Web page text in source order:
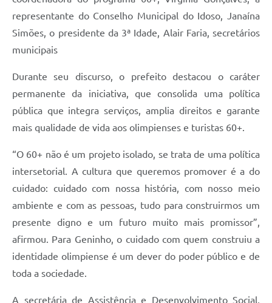
representante do Conselho Municipal do Idoso, Janaína
Simões, o presidente da 3ª Idade, Alair Faria, secretários
municipais
Durante seu discurso, o prefeito destacou o caráter
permanente da iniciativa, que consolida uma política
pública que integra serviços, amplia direitos e garante
mais qualidade de vida aos olimpienses e turistas 60+.
“O 60+ não é um projeto isolado, se trata de uma política
intersetorial. A cultura que queremos promover é a do
cuidado: cuidado com nossa história, com nosso meio
ambiente e com as pessoas, tudo para construirmos um
presente digno e um futuro muito mais promissor”,
afirmou. Para Geninho, o cuidado com quem construiu a
identidade olimpiense é um dever do poder público e de
toda a sociedade.
A secretária de Assistência e Desenvolvimento Social,